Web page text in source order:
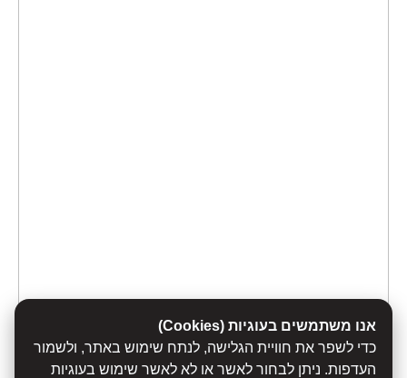
אנו משתמשים בעוגיות (Cookies)
כדי לשפר את חוויית הגלישה, לנתח שימוש באתר, ולשמור
העדפות. ניתן לבחור לאשר או לא לאשר שימוש בעוגיות